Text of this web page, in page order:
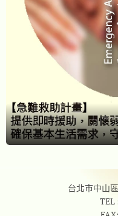
台北市中山
TEL